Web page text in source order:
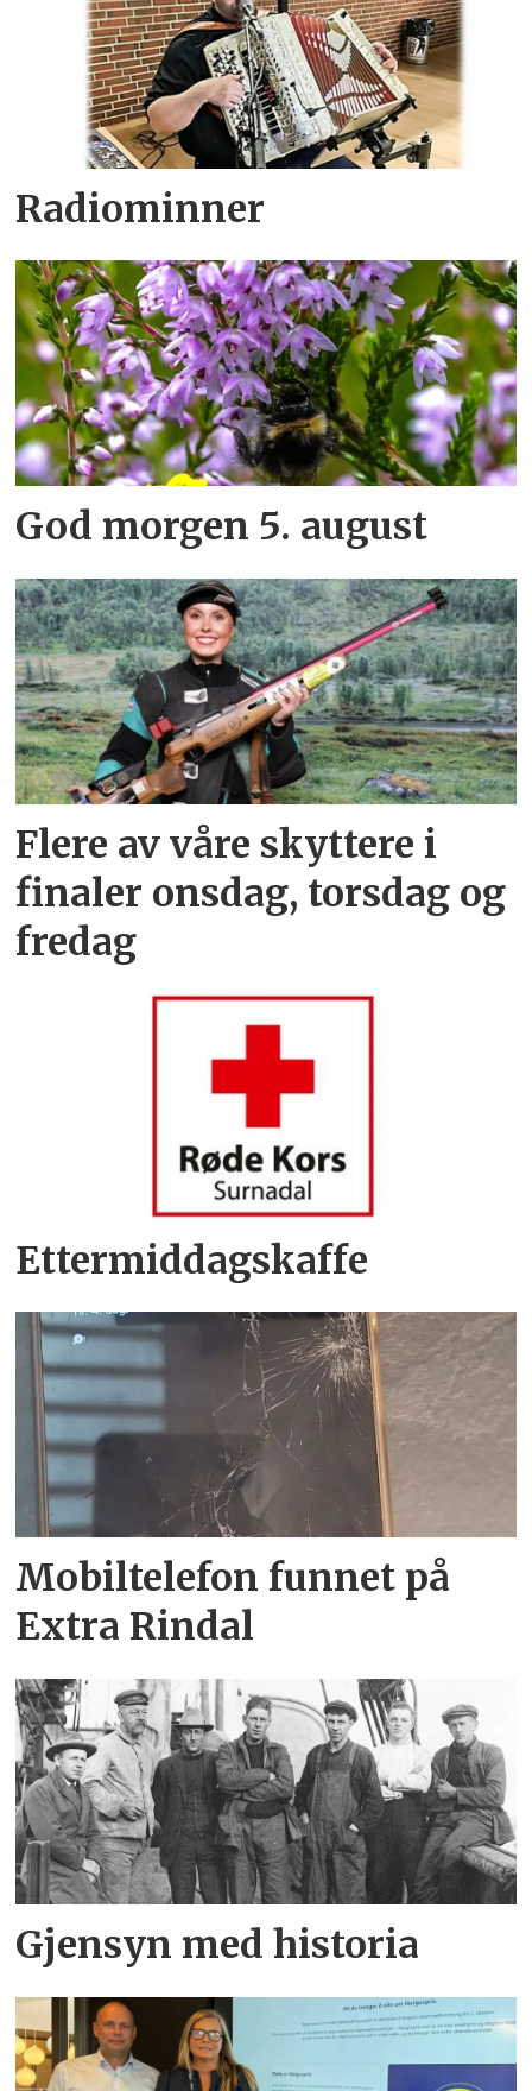
Radiominner
God morgen 5. august
Flere av våre skyttere i
finaler onsdag, torsdag og
fredag
Ettermiddagskaffe
Mobiltelefon funnet på
Extra Rindal
Gjensyn med historia